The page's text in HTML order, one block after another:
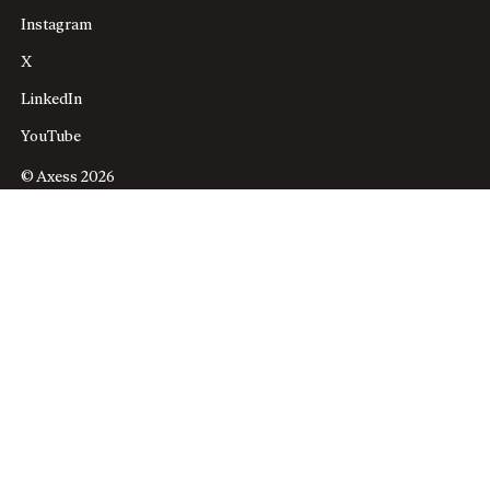
Instagram
X
LinkedIn
YouTube
© Axess 2026